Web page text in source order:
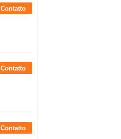
Contatto
Contatto
Contatto